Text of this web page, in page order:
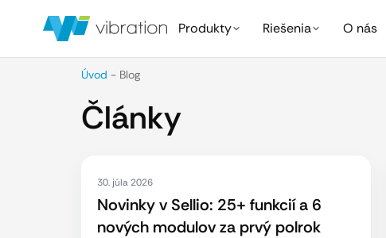
Produkty Riešenia O nás
Úvod - Blog
Články
30. júla 2026
Novinky v Sellio: 25+ funkcií a 6
nových modulov za prvý polrok